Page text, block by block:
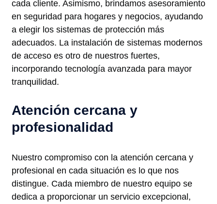
cada cliente. Asimismo, brindamos asesoramiento
en seguridad para hogares y negocios, ayudando
a elegir los sistemas de protección más
adecuados. La instalación de sistemas modernos
de acceso es otro de nuestros fuertes,
incorporando tecnología avanzada para mayor
tranquilidad.
Atención cercana y
profesionalidad
Nuestro compromiso con la atención cercana y
profesional en cada situación es lo que nos
distingue. Cada miembro de nuestro equipo se
dedica a proporcionar un servicio excepcional,